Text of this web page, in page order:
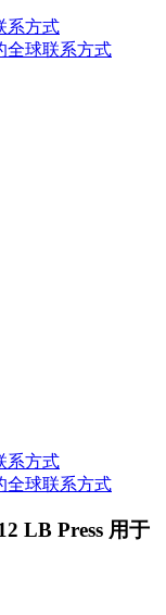
系方式
全球联系方式
系方式
全球联系方式
LB Press 用于